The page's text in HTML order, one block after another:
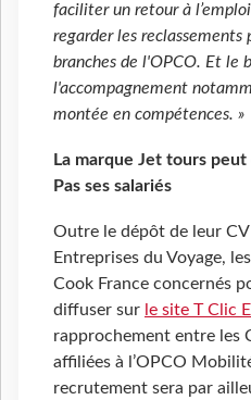
faciliter un retour à
regarder les reclassements
branches de l'OPCO. Et le
l'accompagnement
montée en compétences. »
La marque Jet tours
Pas ses salariés
Outre le dépôt de leur
Entreprises du Voyage,
Cook France concernés
diffuser sur le site T Clic
rapprochement entre les
affiliées à l’OPCO
recrutement sera par